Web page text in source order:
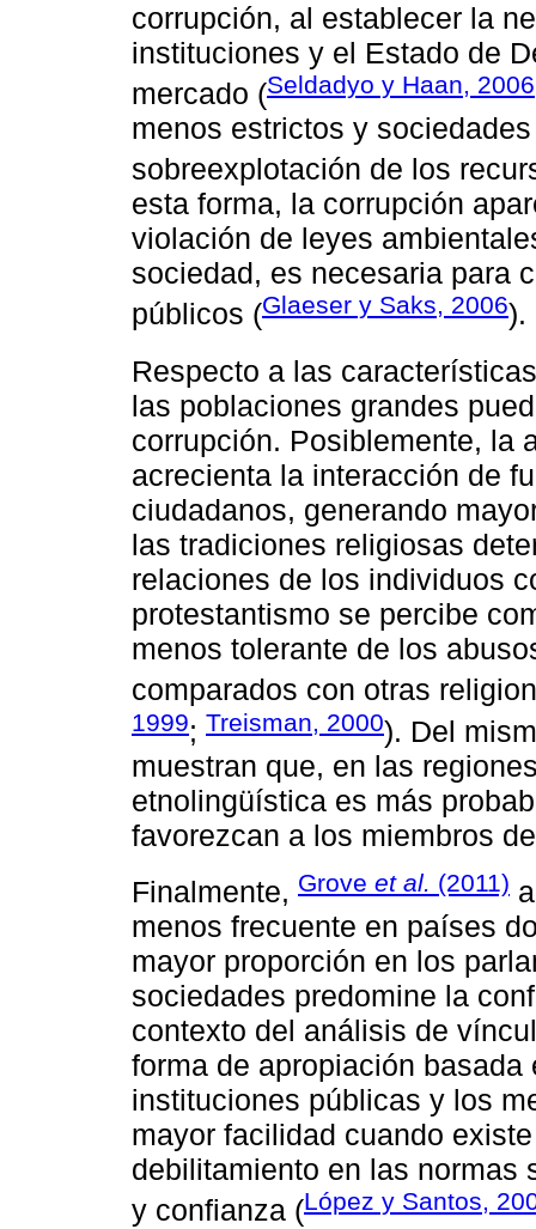
corrupción, al establecer la
instituciones y el Estado de
mercado (Seldadyo y Haan, 2006
menos estrictos y
sobreexplotación de los
esta forma, la corrupción
violación de leyes
sociedad, es necesaria para
públicos (Glaeser y Saks, 2006).
Respecto a las
las poblaciones grandes
corrupción. Posiblemente, la
acrecienta la interacción de
ciudadanos, generando
las tradiciones religiosas
relaciones de los individuos
protestantismo se percibe
menos tolerante de los
comparados con otras
1999; Treisman, 2000). Del
muestran que, en las
etnolingüística es más
favorezcan a los miembros
Finalmente, Grove et al. (2011)
menos frecuente en países
mayor proporción en los
sociedades predomine la
contexto del análisis de
forma de apropiación
instituciones públicas y los
mayor facilidad cuando
debilitamiento en las normas
y confianza (López y Santos,